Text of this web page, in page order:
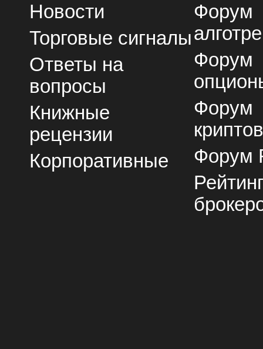
Новости
Торговые сигналы
Ответы на
вопросы
Книжные
рецензии
Корпоративные
Форум
Форум
Форум
Форум